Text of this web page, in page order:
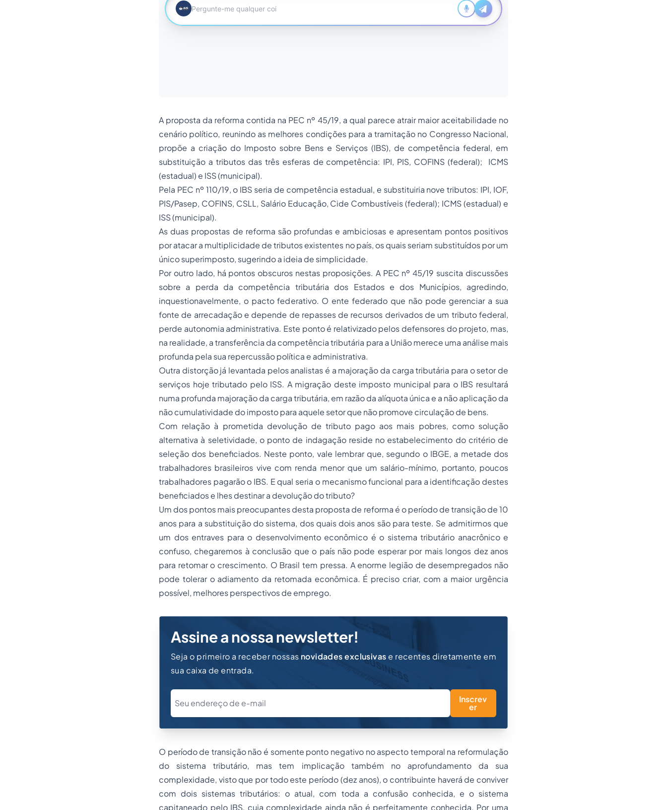
A proposta da reforma contida na PEC nº 45/19, a qual parece atrair maior aceitabilidade no
cenário político, reunindo as melhores condições para a tramitação no Congresso Nacional,
propõe a criação do Imposto sobre Bens e Serviços (IBS), de competência federal, em
substituição a tributos das três esferas de competência: IPI, PIS, COFINS (federal); ICMS
(estadual) e ISS (municipal).
Pela PEC nº 110/19, o IBS seria de competência estadual, e substituiria nove tributos: IPI, IOF,
PIS/Pasep, COFINS, CSLL, Salário Educação, Cide Combustíveis (federal); ICMS (estadual) e
ISS (municipal).
As duas propostas de reforma são profundas e ambiciosas e apresentam pontos positivos
por atacar a multiplicidade de tributos existentes no país, os quais seriam substituídos por um
único superimposto, sugerindo a ideia de simplicidade.
Por outro lado, há pontos obscuros nestas proposições. A PEC nº 45/19 suscita discussões
sobre a perda da competência tributária dos Estados e dos Municípios, agredindo,
inquestionavelmente, o pacto federativo. O ente federado que não pode gerenciar a sua
fonte de arrecadação e depende de repasses de recursos derivados de um tributo federal,
perde autonomia administrativa. Este ponto é relativizado pelos defensores do projeto, mas,
na realidade, a transferência da competência tributária para a União merece uma análise mais
profunda pela sua repercussão política e administrativa.
Outra distorção já levantada pelos analistas é a majoração da carga tributária para o setor de
serviços hoje tributado pelo ISS. A migração deste imposto municipal para o IBS resultará
numa profunda majoração da carga tributária, em razão da alíquota única e a não aplicação da
não cumulatividade do imposto para aquele setor que não promove circulação de bens.
Com relação à prometida devolução de tributo pago aos mais pobres, como solução
alternativa à seletividade, o ponto de indagação reside no estabelecimento do critério de
seleção dos beneficiados. Neste ponto, vale lembrar que, segundo o IBGE, a metade dos
trabalhadores brasileiros vive com renda menor que um salário-mínimo, portanto, poucos
trabalhadores pagarão o IBS. E qual seria o mecanismo funcional para a identificação destes
beneficiados e lhes destinar a devolução do tributo?
Um dos pontos mais preocupantes desta proposta de reforma é o período de transição de 10
anos para a substituição do sistema, dos quais dois anos são para teste. Se admitirmos que
um dos entraves para o desenvolvimento econômico é o sistema tributário anacrônico e
confuso, chegaremos à conclusão que o país não pode esperar por mais longos dez anos
para retomar o crescimento. O Brasil tem pressa. A enorme legião de desempregados não
pode tolerar o adiamento da retomada econômica. É preciso criar, com a maior urgência
possível, melhores perspectivos de emprego.
Assine a nossa newsletter!
Seja o primeiro a receber nossasnovidades exclusivas e recentes diretamente em
sua caixa de entrada.
Inscrev
er
O período de transição não é somente ponto negativo no aspecto temporal na reformulação
do sistema tributário, mas tem implicação também no aprofundamento da sua
complexidade, visto que por todo este período (dez anos), o contribuinte haverá de conviver
com dois sistemas tributários: o atual, com toda a confusão conhecida, e o sistema
capitaneado pelo IBS, cuja complexidade ainda não é perfeitamente conhecida. Por uma